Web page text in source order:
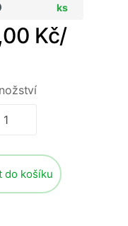
ks
Kč/
do košíku